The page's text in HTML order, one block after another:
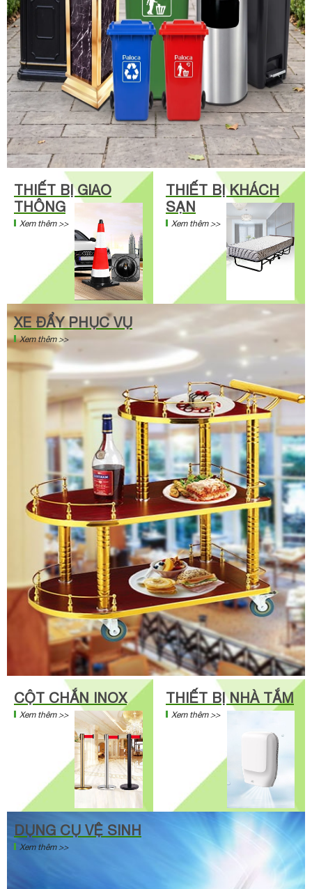
THIẾT BỊ GIAO
THÔNG
Xem thêm >>
THIẾT BỊ KHÁCH
SẠN
Xem thêm >>
XE ĐẨY PHỤC VỤ
Xem thêm >>
CỘT CHẮN INOX
Xem thêm >>
THIẾT BỊ NHÀ TẮM
Xem thêm >>
DỤNG CỤ VỆ SINH
Xem thêm >>